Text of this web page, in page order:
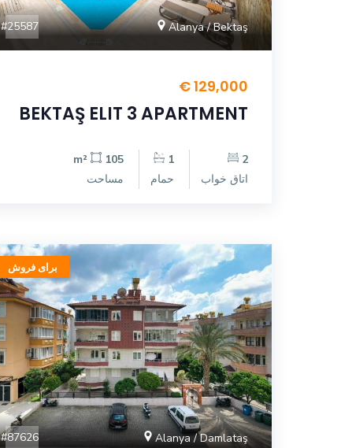
Alanya / Bektaş
#25587
129,000 €
BEKTAŞ ELIT 3 APARTMENT
2
اتاق خواب
1
حمام
105 m²
مساحت
برای فروش
Alanya / Damlataş
#87626